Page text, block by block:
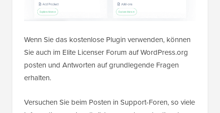
Wenn Sie das kostenlose Plugin verwenden, können
Sie auch im Elite Licenser Forum auf WordPress.org
posten und Antworten auf grundlegende Fragen
erhalten.
Versuchen Sie beim Posten in Support-Foren, so viele